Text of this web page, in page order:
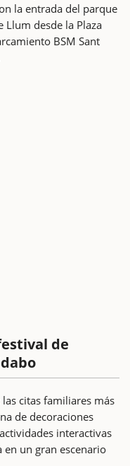
la entrada del parque
Llum desde la Plaza
BSM Sant
de
citas familiares más
de decoraciones
interactivas
un gran escenario